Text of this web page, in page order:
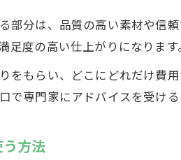
部分は、品質の高い素材や信
度の高い仕上がりになります。
をもらい、どこにどれだけ費
専門家にアドバイスを受ける
方法